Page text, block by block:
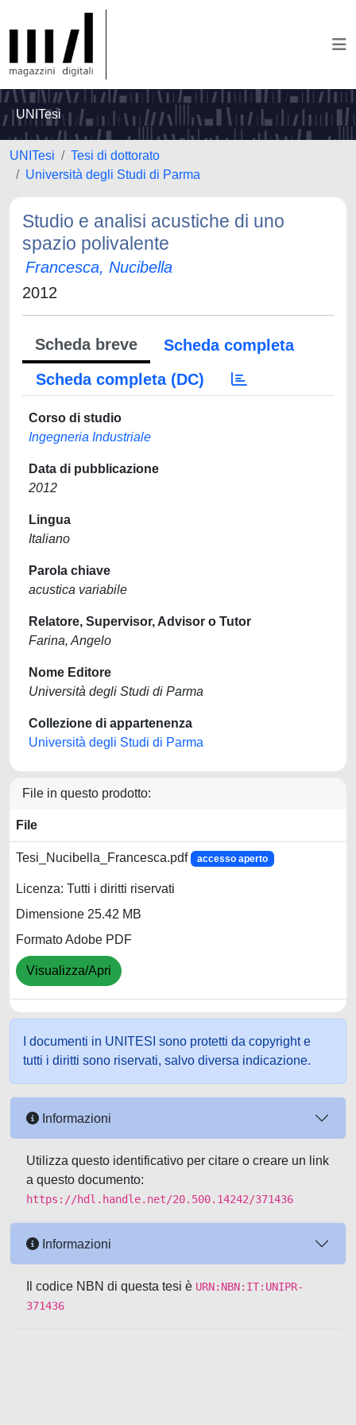
UNITesi
UNITesi
Tesi di dottorato
Università degli Studi di Parma
Studio e analisi acustiche di uno
spazio polivalente
Francesca, Nucibella
2012
Scheda breve
Scheda completa
Scheda completa (DC)
Corso di studio
Ingegneria Industriale
Data di pubblicazione
2012
Lingua
Italiano
Parola chiave
acustica variabile
Relatore, Supervisor, Advisor o Tutor
Farina, Angelo
Nome Editore
Università degli Studi di Parma
Collezione di appartenenza
Università degli Studi di Parma
File in questo prodotto:
File
Tesi_Nucibella_Francesca.pdf accesso aperto
Licenza: Tutti i diritti riservati
Dimensione 25.42 MB
Formato Adobe PDF
Visualizza/Apri
I documenti in UNITESI sono protetti da copyright e
tutti i diritti sono riservati, salvo diversa indicazione.
Informazioni
Utilizza questo identificativo per citare o creare un link
a questo documento:
https://hdl.handle.net/20.500.14242/371436
Informazioni
Il codice NBN di questa tesi è URN:NBN:IT:UNIPR-
371436